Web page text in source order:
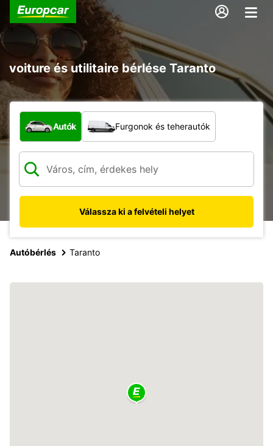
voiture és utilitaire bérlése Taranto
Milyen típusú jármű?
Autók Furgonok és teherautók
Válassza ki a felvételi helyet
Autóbérlés Taranto